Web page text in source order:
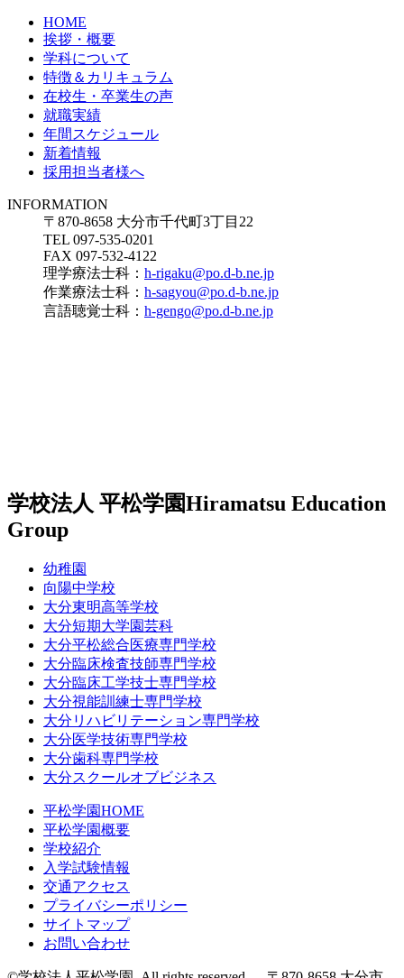
HOME
挨拶・概要
学科について
特徴＆カリキュラム
在校生・卒業生の声
就職実績
年間スケジュール
新着情報
採用担当者様へ
INFORMATION
〒870-8658 大分市千代町3丁目22
TEL 097-535-0201
FAX 097-532-4122
理学療法士科： h-rigaku@po.d-b.ne.jp
作業療法士科： h-sagyou@po.d-b.ne.jp
言語聴覚士科： h-gengo@po.d-b.ne.jp
学校法人 平松学園Hiramatsu Education
Group
幼稚園
向陽中学校
大分東明高等学校
大分短期大学園芸科
大分平松総合医療専門学校
大分臨床検査技師専門学校
大分臨床工学技士専門学校
大分視能訓練士専門学校
大分リハビリテーション専門学校
大分医学技術専門学校
大分歯科専門学校
大分スクールオブビジネス
平松学園HOME
平松学園概要
学校紹介
入学試験情報
交通アクセス
プライバシーポリシー
サイトマップ
お問い合わせ